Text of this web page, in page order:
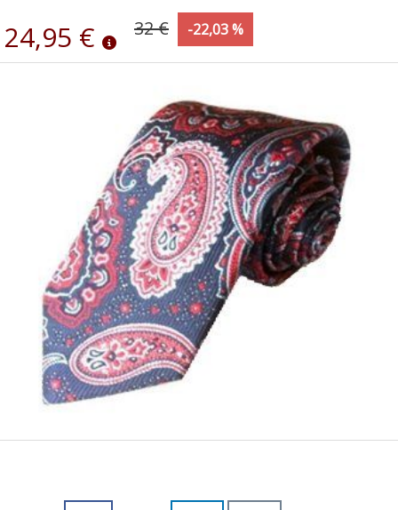
24,95 € 32 € -22,03 %